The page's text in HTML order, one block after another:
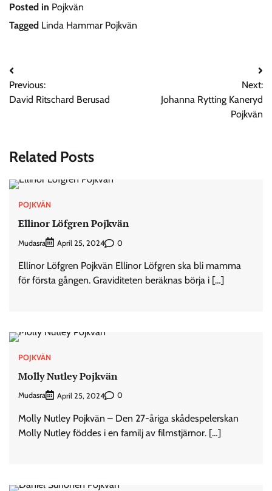
Posted in Pojkvän
Tagged Linda Hammar Pojkvän
Post
navigation
Previous:
David Ritschard Berusad
Next:
Johanna Rytting Kaneryd
Pojkvän
Related Posts
POJKVÄN
Ellinor Löfgren Pojkvän
Mudasra April 25, 2024 0
Ellinor Löfgren Pojkvän Ellinor Löfgren ska bli mamma
för första gången. Graviditeten beräknas börja i […]
POJKVÄN
Molly Nutley Pojkvän
Mudasra April 25, 2024 0
Molly Nutley Pojkvän – Den 27-åriga skådespelerskan
Molly Nutley föddes i en familj av filmstjärnor. […]